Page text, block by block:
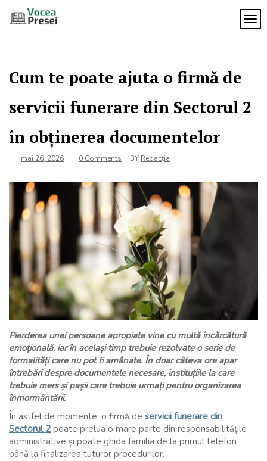
Cum te poate ajuta o firmă de
servicii funerare din Sectorul 2
în obținerea documentelor
mai 26, 2026 0 Comments BY Redacția
Pierderea unei persoane apropiate vine cu multă încărcătură
emoțională, iar în același timp trebuie rezolvate o serie de
formalități care nu pot fi amânate. În doar câteva ore apar
întrebări despre documentele necesare, instituțiile la care
trebuie mers și pașii care trebuie urmați pentru organizarea
înmormântării.
În astfel de momente, o firmă de servicii funerare din
Sectorul 2 poate prelua o mare parte din responsabilitățile
administrative și poate ghida familia de la primul telefon
până la finalizarea tuturor procedurilor.